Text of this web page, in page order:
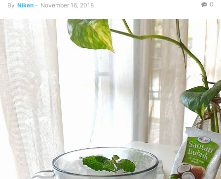
By Niken - November 16, 2018 0